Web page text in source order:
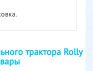
трактора Rolly